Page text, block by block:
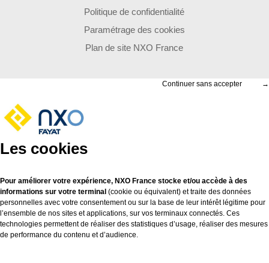
Politique de confidentialité
Paramétrage des cookies
Plan de site NXO France
Continuer sans accepter →
Les cookies
Pour améliorer votre expérience, NXO France stocke et/ou accède à des
informations sur votre terminal (cookie ou équivalent) et traite des données
personnelles avec votre consentement ou sur la base de leur intérêt légitime pour
l’ensemble de nos sites et applications, sur vos terminaux connectés. Ces
technologies permettent de réaliser des statistiques d’usage, réaliser des mesures
de performance du contenu et d’audience.